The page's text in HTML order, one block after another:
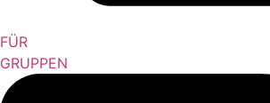
FÜR
GRUPPEN